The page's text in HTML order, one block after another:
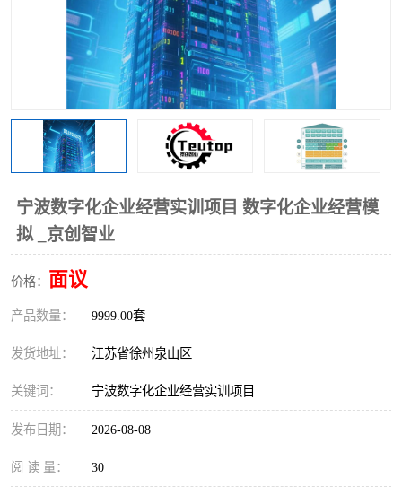
宁波数字化企业经营实训项目 数字化企业经营模
拟 _京创智业
价格： 面议
产品数量： 9999.00套
发货地址： 江苏省徐州泉山区
关键词： 宁波数字化企业经营实训项目
发布日期： 2026-08-08
阅 读 量： 30